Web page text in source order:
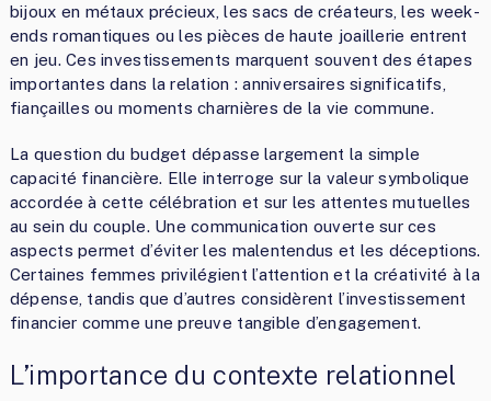
bijoux en métaux précieux, les sacs de créateurs, les week-
ends romantiques ou les pièces de haute joaillerie entrent
en jeu. Ces investissements marquent souvent des étapes
importantes dans la relation : anniversaires significatifs,
fiançailles ou moments charnières de la vie commune.
La question du budget dépasse largement la simple
capacité financière. Elle interroge sur la valeur symbolique
accordée à cette célébration et sur les attentes mutuelles
au sein du couple. Une communication ouverte sur ces
aspects permet d’éviter les malentendus et les déceptions.
Certaines femmes privilégient l’attention et la créativité à la
dépense, tandis que d’autres considèrent l’investissement
financier comme une preuve tangible d’engagement.
L’importance du contexte relationnel